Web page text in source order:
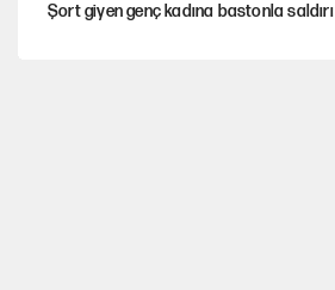
Şort giyen genç kadına bastonla saldırı